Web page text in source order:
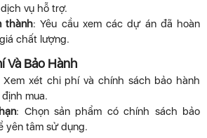
vụ hỗ trợ.
thành: Yêu cầu xem các dự án đã hoàn
chất lượng.
Và Bảo Hành
Xem xét chi phí và chính sách bảo hành
mua.
: Chọn sản phẩm có chính sách bảo
yên tâm sử dụng.